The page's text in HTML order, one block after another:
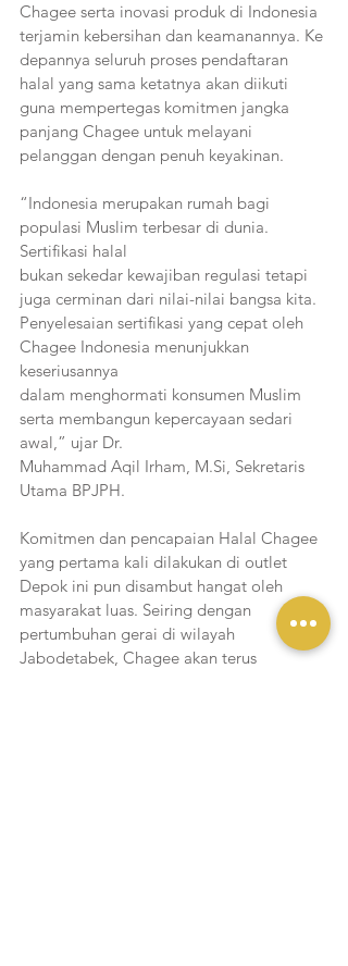
Chagee serta inovasi produk di Indonesia
terjamin kebersihan dan keamanannya. Ke
depannya seluruh proses pendaftaran
halal yang sama ketatnya akan diikuti
guna mempertegas komitmen jangka
panjang Chagee untuk melayani
pelanggan dengan penuh keyakinan.
“Indonesia merupakan rumah bagi
populasi Muslim terbesar di dunia.
Sertifikasi halal
bukan sekedar kewajiban regulasi tetapi
juga cerminan dari nilai-nilai bangsa kita.
Penyelesaian sertifikasi yang cepat oleh
Chagee Indonesia menunjukkan
keseriusannya
dalam menghormati konsumen Muslim
serta membangun kepercayaan sedari
awal,” ujar Dr.
Muhammad Aqil Irham, M.Si, Sekretaris
Utama BPJPH.
Komitmen dan pencapaian Halal Chagee
yang pertama kali dilakukan di outlet
Depok ini pun disambut hangat oleh
masyarakat luas. Seiring dengan
pertumbuhan gerai di wilayah
Jabodetabek, Chagee akan terus